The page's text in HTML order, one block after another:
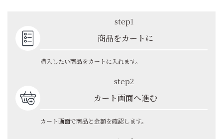
step1
商品をカートに
購入したい商品をカートに入れます。
step2
カート画面へ進む
カート画面で商品と金額を確認します。